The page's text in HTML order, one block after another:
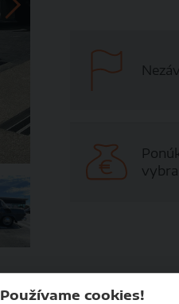
Používame cookies!